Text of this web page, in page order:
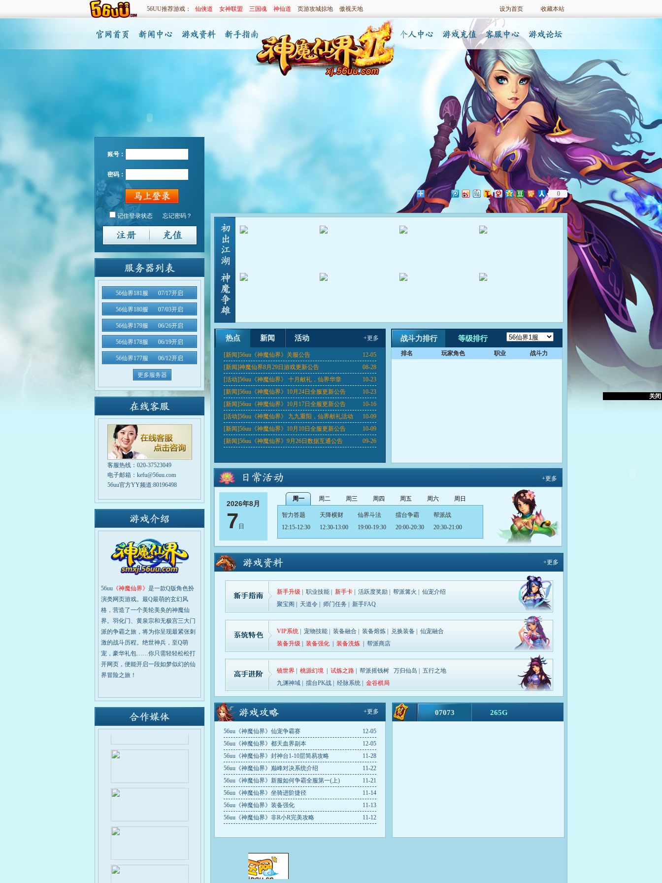
56UU推荐游戏： 仙侠道 女神联盟 三国魂 神仙道 页游攻城掠地 傲视天地 设为首页 收藏本站
账号：
密码：
记住登录状态 忘记密码？
56仙界181服 07/17开启
56仙界180服 07/03开启
56仙界179服 06/26开启
56仙界178服 06/19开启
56仙界177服 06/12开启
更多服务器
客服热线：020-37523049
电子邮箱：kefu@56uu.com
56uu官方YY频道:80196498
56uu 《神魔仙界》 是一款Q版角色扮
演类网页游戏。最Q最萌的玄幻风
格，营造了一个美轮美奂的神魔仙
界。羽化门、黄泉宗和无极宫三大门
派的争霸之旅，将为你呈现最紧张刺
激的战斗历程。绝世神兵，至Q萌
宠，豪华礼包……你只需轻轻松松打
开网页，便能开启一段如梦似幻的仙
界冒险之旅！
分享到： 0
热点 新闻 活动 +更多
12-05
[新闻]56uu《神魔仙界》关服公告
08-28
[新闻]神魔仙界8月29日游戏更新公告
10-23
[活动]56uu《神魔仙界》 十月献礼，仙界华章
10-23
[新闻]56uu《神魔仙界》10月24日全服更新公告
10-16
[新闻]56uu《神魔仙界》10月17日全服更新公告
10-09
[活动]56uu《神魔仙界》 九九重阳，仙界献礼活动
10-09
[新闻]56uu《神魔仙界》10月10日全服更新公告
09-26
[新闻]56uu《神魔仙界》9月26日数据互通公告
战斗力排行 等级排行
排名 玩家角色 职业 战斗力
+更多
2026年8月
7 日
周一 周二 周三 周四 周五 周六 周日
智力答题
12:15-12:30
天降横财
12:30-13:00
仙界斗法
19:00-19:30
擂台争霸
20:00-20:30
帮派战
20:30-21:00
智力答题
天降横财
仙界斗法
擂台争霸
智力问答
天降横财
仙界斗法
擂台争霸
仙界斗法
19:00-19:30
擂台争霸
20:00-20:30
帮派战
20:30-21:00
智力答题
天降横财
19:00-19:30
20:00-20:30
12:15-12:30
12:30-13:00
19:00-19:30
擂台争霸
20:00-20:30
+更多
新手升级 职业技能 新手卡 活跃度奖励 帮派篝火
仙宠介绍
聚宝阁
天道令 师门任务 新手FAQ
VIP系统 宠物技能 装备融合 装备熔炼 兑换装备
仙宠融合
装备升级
装备强化 装备洗炼 帮派商店
镜世界 桃源幻境 试炼之路 帮派摇钱树 万归仙岛
五行之地
九渊神域
擂台PK战 经脉系统 金谷棋局
07073 265G
+更多
12-05
56uu《神魔仙界》仙宠争霸赛
12-05
56uu《神魔仙界》都天血界副本
11-28
56uu《神魔仙界》封神台1-10层简易攻略
11-22
56uu《神魔仙界》巅峰对决系统介绍
11-21
56uu《神魔仙界》新服如何争霸全服第一(上)
11-14
56uu《神魔仙界》坐骑进阶捷径
11-13
56uu《神魔仙界》装备强化
11-12
56uu《神魔仙界》非R小R完美攻略
关闭